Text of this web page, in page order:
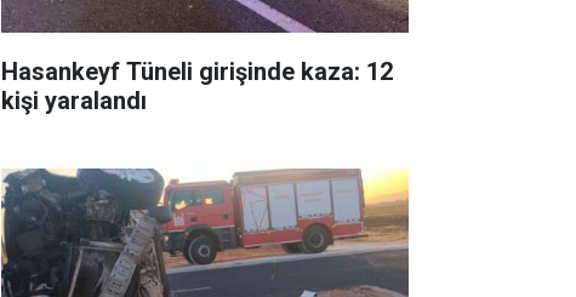
Hasankeyf Tüneli girişinde kaza: 12
kişi yaralandı